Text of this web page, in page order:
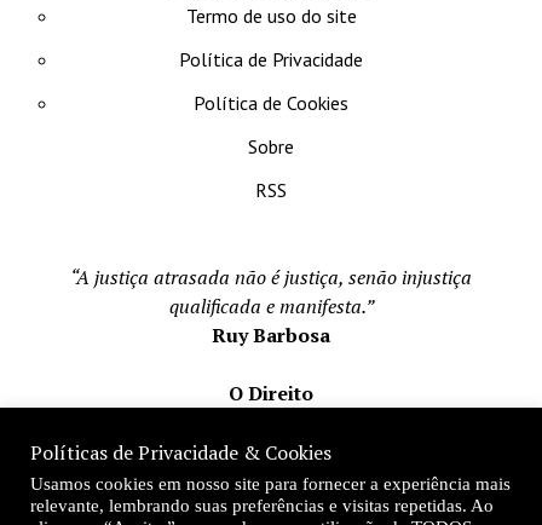
Termo de uso do site
Política de Privacidade
Política de Cookies
Sobre
RSS
“A justiça atrasada não é justiça, senão injustiça
qualificada e manifesta.”
Ruy Barbosa
O Direito
Mateus Matos
Fundador e Editor-Chefe
Políticas de Privacidade & Cookies
Usamos cookies em nosso site para fornecer a experiência mais
relevante, lembrando suas preferências e visitas repetidas. Ao